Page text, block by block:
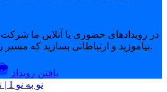
در رویدادهای حضوری یا آنلاین ما
بیاموزید و ارتباطاتی بسازید که مسیر رشد شما را متحول می‌کند.
یافتن رویداد